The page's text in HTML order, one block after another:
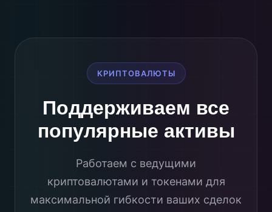
КРИПТОВАЛЮТЫ
Поддерживаем все
популярные активы
Работаем с ведущими
криптовалютами и токенами для
максимальной гибкости ваших сделок